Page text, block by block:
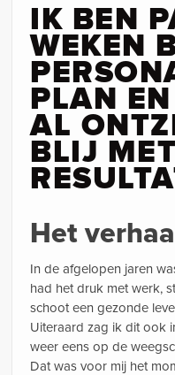
IK BEN
WEKEN
PLAN
AL
BLIJ
Het
In de afgelopen jaren
had het druk met werk,
schoot een gezonde
Uiteraard zag ik dit ook
weer eens op de
Dat was voor mij het